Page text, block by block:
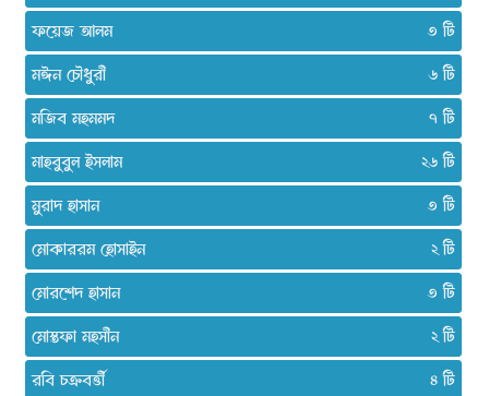
ফয়েজ আলম
৩
মঈন চৌধুরী
৬
মজিব মহমমদ
৭
মাহবুবুল ইসলাম
২৬
মুরাদ হাসান
৩
মোকাররম হোসাইন
২
মোরশেদ হাসান
৩
মোস্তফা মহসীন
২
রবি চক্রবর্ত্তী
৪